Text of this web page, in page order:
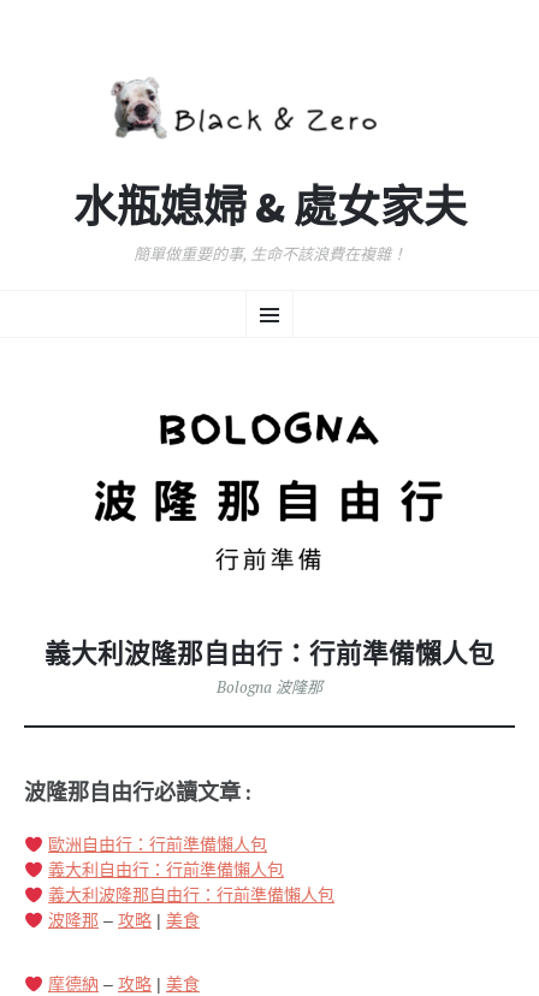
水瓶媳婦 & 處女家夫
簡單做重要的事, 生命不該浪費在複雜！
選
至
義大利波隆那自由行：行前準備懶人包
Bologna 波隆那
波隆那自由行必讀文章 :
歐洲自由行：行前準備懶人包
義大利自由行：行前準備懶人包
義大利波隆那自由行：行前準備懶人包
波隆那 – 攻略| 美食
摩德納 – 攻略| 美食